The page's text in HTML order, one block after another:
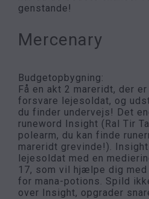
genstande!
Mercenary
Budgetopbygning:
Få en akt 2 mareridt, der
forsvare lejesoldat, og
du finder undervejs! Det
runeword Insight (Ral Tir
polearm, du kan finde
mareridt grevinde!).
lejesoldat med en
17, som vil hjælpe dig
for mana-potions. Spild
over Insight, opgrader